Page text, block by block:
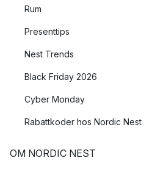
Rum
Presenttips
Nest Trends
Black Friday 2026
Cyber Monday
Rabattkoder hos Nordic Nest
OM NORDIC NEST